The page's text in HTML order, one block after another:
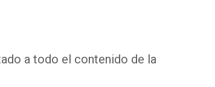
a todo el contenido de la